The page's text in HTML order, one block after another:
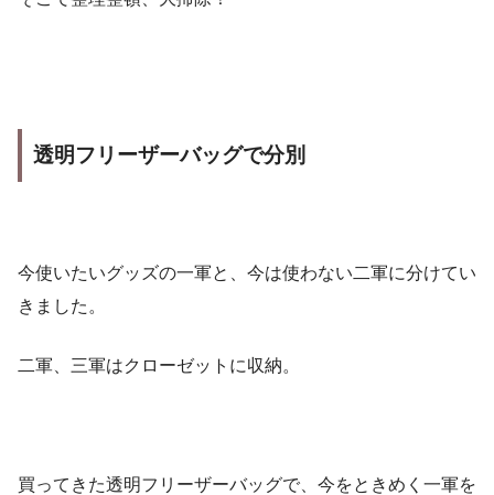
透明フリーザーバッグで分別
今使いたいグッズの一軍と、今は使わない二軍に分けてい
きました。
二軍、三軍はクローゼットに収納。
買ってきた透明フリーザーバッグで、今をときめく一軍を